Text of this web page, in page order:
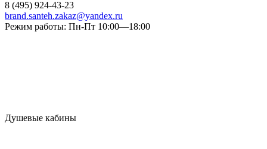
8 (495) 924-43-23
brand.santeh.zakaz@yandex.ru
Режим работы: Пн-Пт 10:00—18:00
Душевые кабины